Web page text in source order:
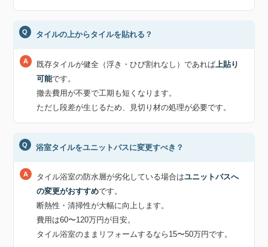
タイルの上からタイルを貼れる？
既存タイルが健全（浮き・ひび割れなし）であれば上貼り
可能です。
撤去費用が不要で工期も短くなります。
ただし段差が生じるため、見切り材の処理が必要です。
浴室タイルをユニットバスに変更すべき？
タイル浴室の防水層が劣化している場合はユニットバスへ
の変更がおすすめです。
断熱性・清掃性が大幅に向上します。
費用は60〜120万円が目安。
タイル浴室のままリフォームするなら15〜50万円です。